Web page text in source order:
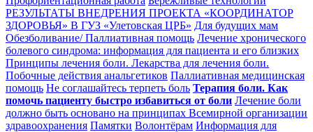
РЕЗУЛЬТАТЫ ВНЕДРЕНИЯ ПРОЕКТА «КООРДИНАТОР
ЗДОРОВЬЯ» В ГУЗ «Улетовская ЦРБ» Для будущих мам
Обезболивание/ Паллиативная помощь Лечение хронического
болевого синдрома: информация для пациента и его близких
Принципы лечения боли. Лекарства для лечения боли.
Побочные действия анальгетиков Паллиативная медицинская
помощь Не соглашайтесь терпеть боль Терапия боли. Как
помочь пациенту быстро избавиться от боли Лечение боли
должно быть основано на принципах Всемирной организации
здравоохранения Памятки Волонтёрам Информация для